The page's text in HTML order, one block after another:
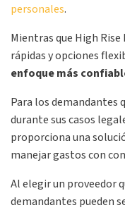
personales.
Mientras que High
rápidas y opciones
enfoque más
Para los demandantes
durante sus casos
proporciona una
manejar gastos con
Al elegir un proveedor
demandantes pueden